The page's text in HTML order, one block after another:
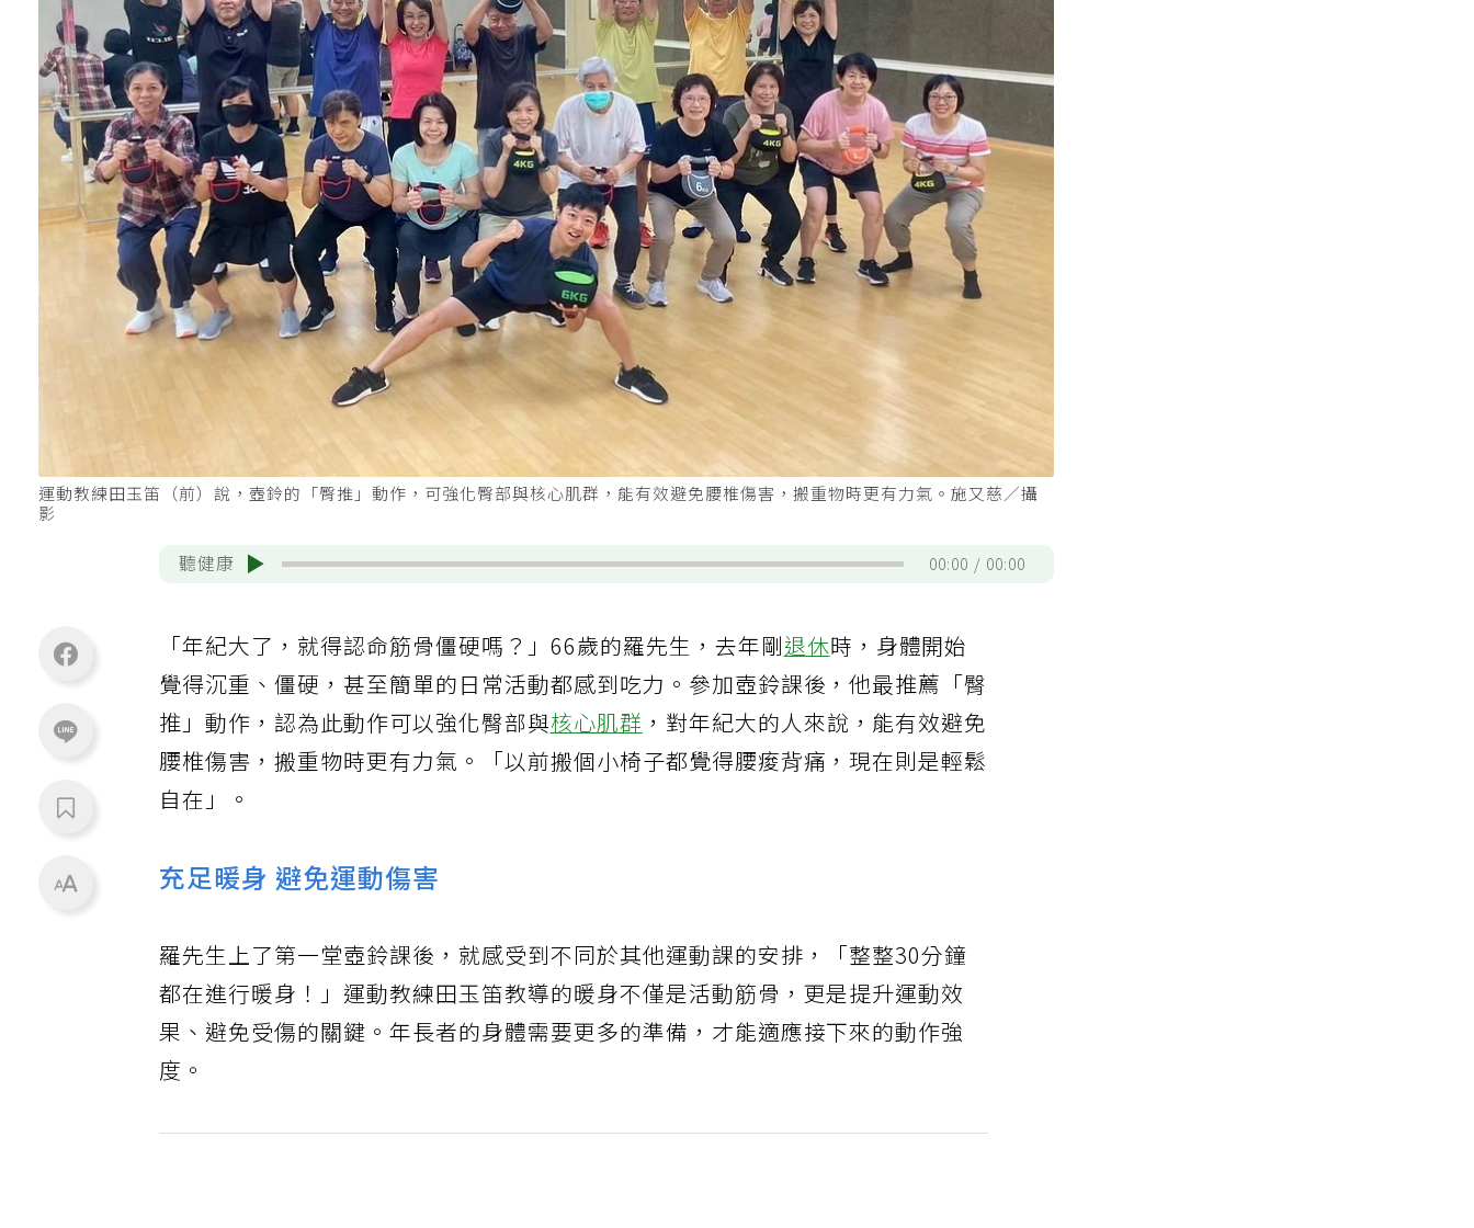
運動教練田玉笛（前）說，壺鈴的「臀推」動作，可強化臀部與核心肌群，能有效避免腰椎傷害，搬重物時更有力氣。施又慈／攝
影
聽健康 00:00 00:00
「年紀大了，就得認命筋骨僵硬嗎？」66歲的羅先生，去年剛退休時，身體開始
覺得沉重、僵硬，甚至簡單的日常活動都感到吃力。參加壺鈴課後，他最推薦「臀
推」動作，認為此動作可以強化臀部與核心肌群 ，對年紀大的人來說，能有效避免
腰椎傷害，搬重物時更有力氣。「以前搬個小椅子都覺得腰痠背痛，現在則是輕鬆
自在」。
充足暖身 避免運動傷害
羅先生上了第一堂壺鈴課後，就感受到不同於其他運動課的安排，「整整30分鐘
都在進行暖身！」運動教練田玉笛教導的暖身不僅是活動筋骨，更是提升運動效
果、避免受傷的關鍵。年長者的身體需要更多的準備，才能適應接下來的動作強
度。